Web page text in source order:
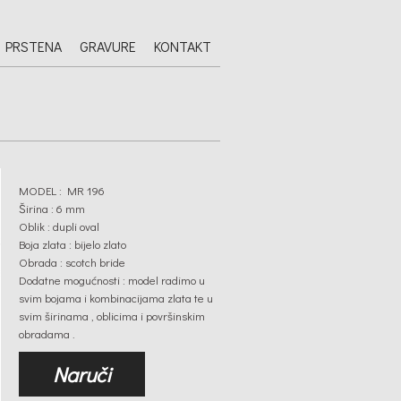
GRAVURE KONTAKT
MODEL : MR 196
Širina : 6 mm
Oblik : dupli oval
Boja zlata : bijelo zlato
Obrada : scotch bride
Dodatne mogućnosti : model radimo u
svim bojama i kombinacijama zlata te u
svim širinama , oblicima i površinskim
obradama .
Naruči